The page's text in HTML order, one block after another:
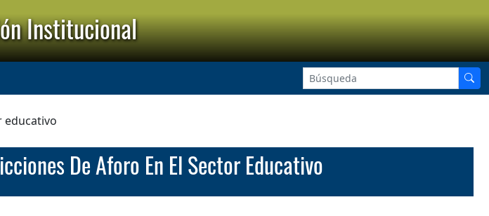
Institucional
educativo
De Aforo En El Sector Educativo